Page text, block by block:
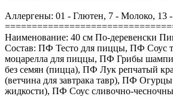
Аллергены: 01 - Глютен, 7 - Молоко, 13
Наименование: 40 см По-деревенски
Состав: ПФ Тесто для пиццы, ПФ
моцарелла для пиццы, ПФ Грибы
без семян (пицца), ПФ Лук репчатый
(ветчина для завтрака тавр), ПФ
жидкости), ПФ Соус сливочно-